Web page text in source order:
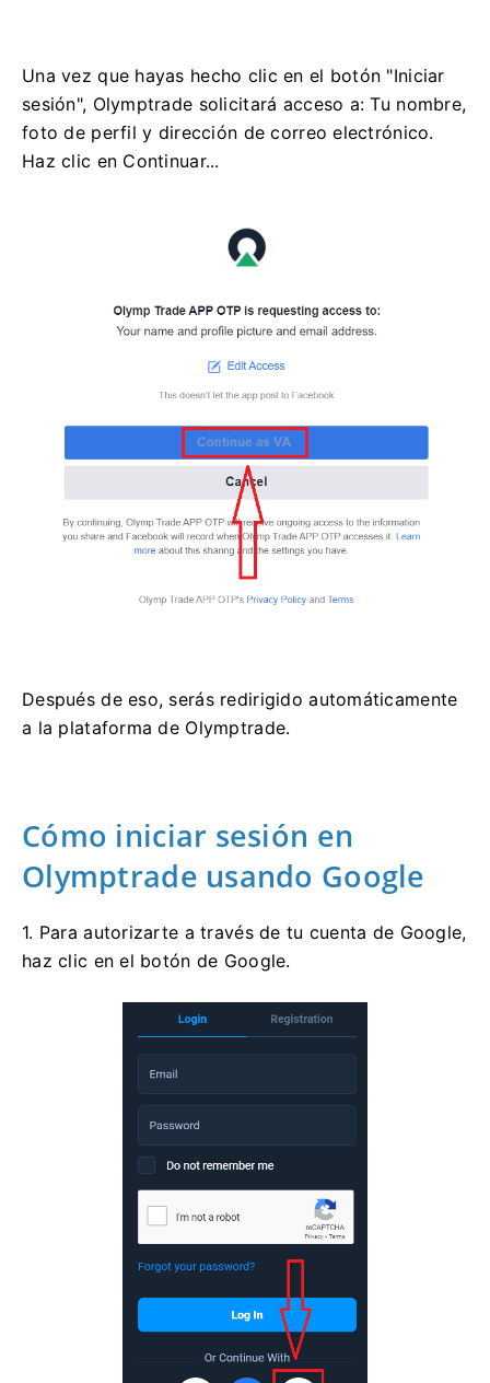
Una vez que hayas hecho clic en el botón "Iniciar
sesión", Olymptrade solicitará acceso a: Tu nombre,
foto de perfil y dirección de correo electrónico.
Haz clic en Continuar...
Después de eso, serás redirigido automáticamente
a la plataforma de Olymptrade.
Cómo iniciar sesión en
Olymptrade usando Google
1. Para autorizarte a través de tu cuenta de Google,
haz clic en el botón de Google.